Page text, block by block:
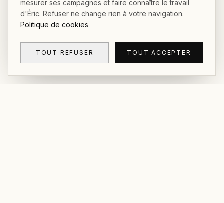
mesurer ses campagnes et faire connaître le travail
d'Éric. Refuser ne change rien à votre navigation.
Politique de cookies
TOUT REFUSER TOUT ACCEPTER